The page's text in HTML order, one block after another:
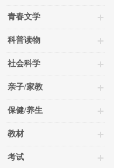
青春文学
科普读物
社会科学
亲子/家教
保健/养生
教材
考试